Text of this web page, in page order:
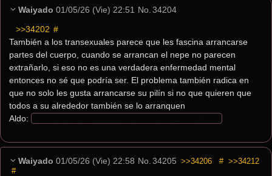
Waiyado 01/05/26 (Vie) 22:51 No. 34204
>>34202 #
También a los transexuales parece que les fascina arrancarse
partes del cuerpo, cuando se arrancan el nepe no parecen
extrañarlo, si eso no es una verdadera enfermedad mental
entonces no sé que podría ser. El problema también radica en
que no solo les gusta arrancarse su pilín si no que quieren que
todos a su alrededor también se lo arranquen
Aldo:
Waiyado 01/05/26 (Vie) 22:58 No. 34205 >>34206 # >>34212
#